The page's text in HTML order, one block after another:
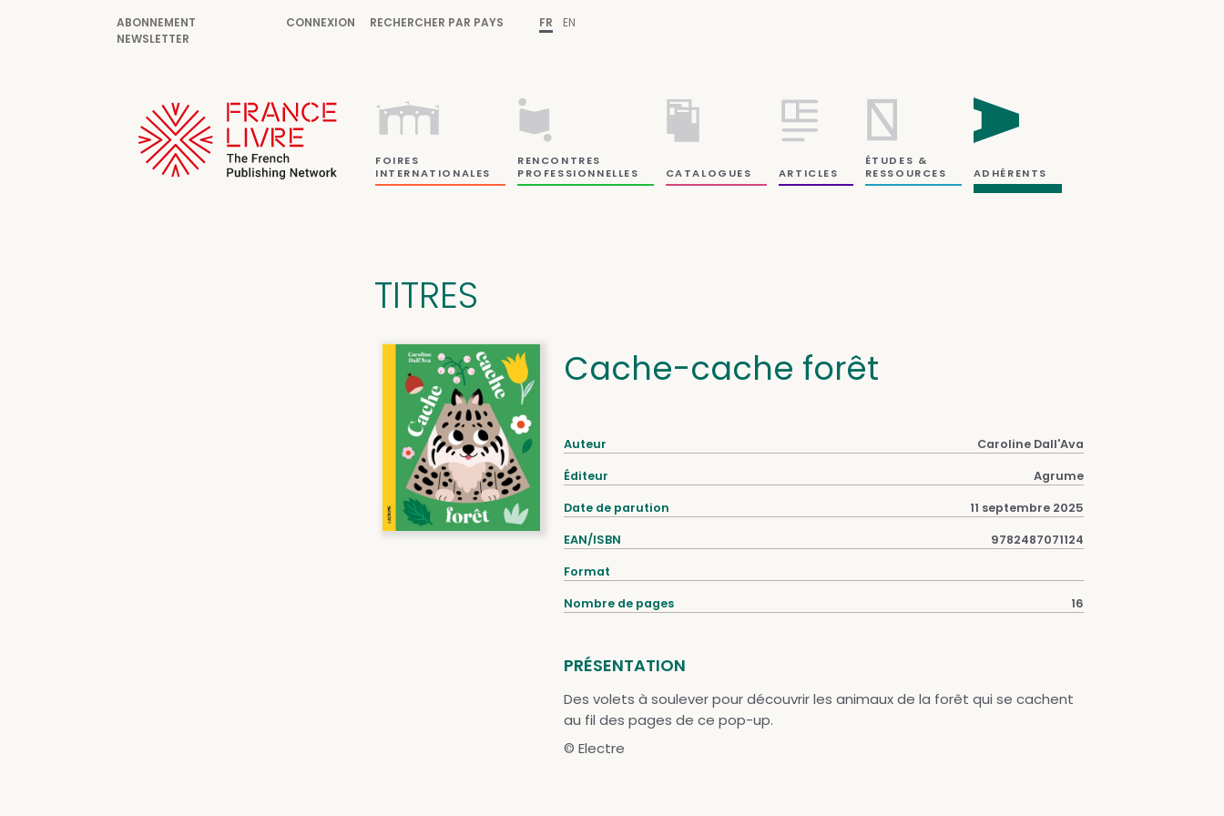
ABONNEMENT
NEWSLETTER
CONNEXION RECHERCHER PAR PAYS FR EN
FOIRES
INTERNATIONALES
RENCONTRES
PROFESSIONNELLES
CATALOGUES ARTICLES
ÉTUDES &
RESSOURCES
ADHÉRENTS
TITRES
Cache-cache forêt
Auteur Caroline Dall'Ava
Éditeur Agrume
Date de parution 11 septembre 2025
EAN/ISBN 9782487071124
Format
Nombre de pages 16
PRÉSENTATION
Des volets à soulever pour découvrir les animaux de la forêt qui se cachent
au fil des pages de ce pop-up.
© Electre